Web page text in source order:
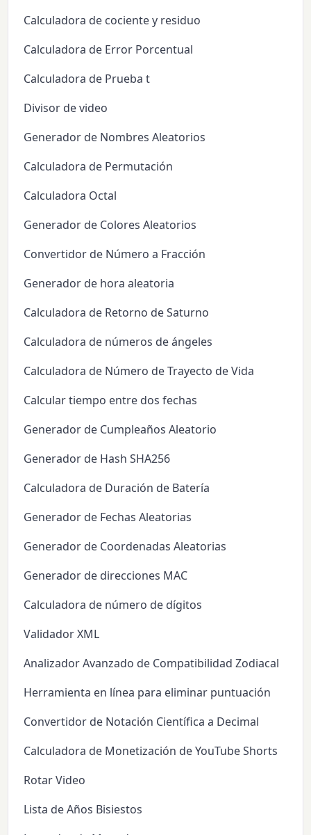
Calculadora de cociente y residuo
Calculadora de Error Porcentual
Calculadora de Prueba t
Divisor de video
Generador de Nombres Aleatorios
Calculadora de Permutación
Calculadora Octal
Generador de Colores Aleatorios
Convertidor de Número a Fracción
Generador de hora aleatoria
Calculadora de Retorno de Saturno
Calculadora de números de ángeles
Calculadora de Número de Trayecto de Vida
Calcular tiempo entre dos fechas
Generador de Cumpleaños Aleatorio
Generador de Hash SHA256
Calculadora de Duración de Batería
Generador de Fechas Aleatorias
Generador de Coordenadas Aleatorias
Generador de direcciones MAC
Calculadora de número de dígitos
Validador XML
Analizador Avanzado de Compatibilidad Zodiacal
Herramienta en línea para eliminar puntuación
Convertidor de Notación Científica a Decimal
Calculadora de Monetización de YouTube Shorts
Rotar Video
Lista de Años Bisiestos